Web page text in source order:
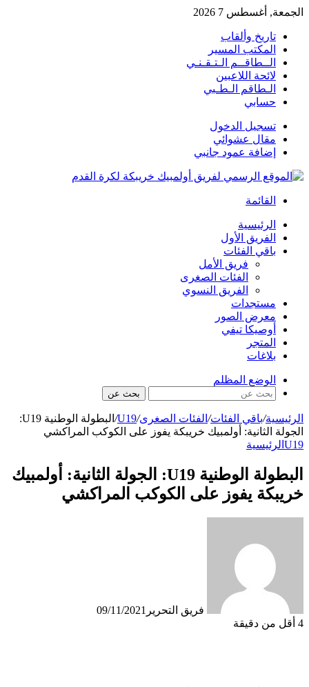
الجمعة, أغسطس 7 2026
تاريخ وألقاب
المكتب المسير
الــطاقــم الـتـقـنـي
لائحة اللاعبين
الـطاقم الـطـبي
حسابي
تسجيل الدخول
مقال عشوائي
إضافة عمود جانبي
القائمة
الرئيسية
الفريق الأول
باقي الفئات
فريق الأمل
الفئات الصغرى
الفريق النسوي
مستجدات
معرض الصور
أوصيكا تيفي
المتجر
بلاغات
الوضع المظلم
بحث عن
الرئيسية/باقي الفئات/ الفئات الصغرى/
U19
/
البطولة الوطنية U19:
الجولة الثانية: أولمبيك خريبكة يفوز على الكوكب المراكشي
U19 الرئيسية
البطولة الوطنية U19: الجولة الثانية: أولمبيك
خريبكة يفوز على الكوكب المراكشي
فريق التحرير 09/11/2021
4 أقل من دقيقة